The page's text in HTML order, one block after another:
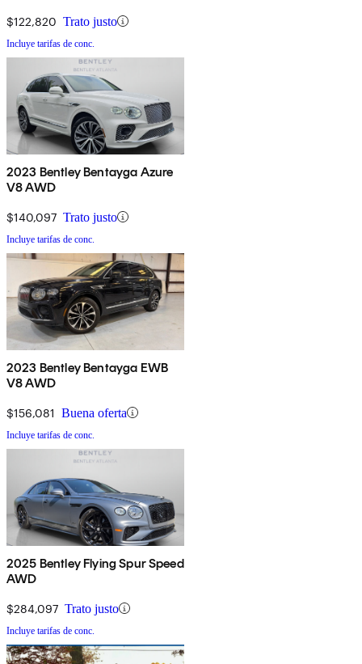
$122,820 Trato justo
Incluye tarifas de conc.
2023 Bentley Bentayga Azure
V8 AWD
$140,097 Trato justo
Incluye tarifas de conc.
2023 Bentley Bentayga EWB
V8 AWD
$156,081 Buena oferta
Incluye tarifas de conc.
2025 Bentley Flying Spur Speed
AWD
$284,097 Trato justo
Incluye tarifas de conc.